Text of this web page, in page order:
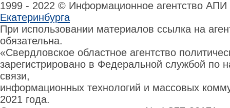
1999 - 2022 © Информационное агентство
Екатеринбурга
При использовании материалов ссылка на
обязательна.
«Свердловское областное агентство
зарегистрировано в Федеральной службой по
связи,
информационных технологий и массовых
2021 года.